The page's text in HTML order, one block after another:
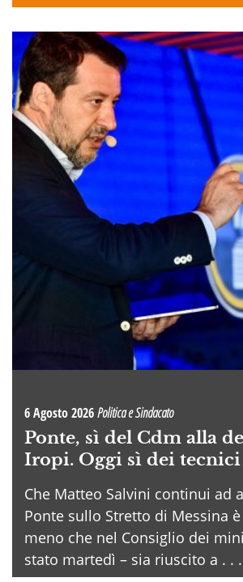
6 Agosto 2026Politica e Sindacato
Ponte, sì del Cdm alla
Iropi. Oggi sì dei tecnici
Che Matteo Salvini continui ad
Ponte sullo Stretto di Messina
meno che nel Consiglio dei
stato martedì – sia riuscito a . . .